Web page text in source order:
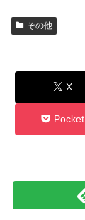
その他
X
Pocket